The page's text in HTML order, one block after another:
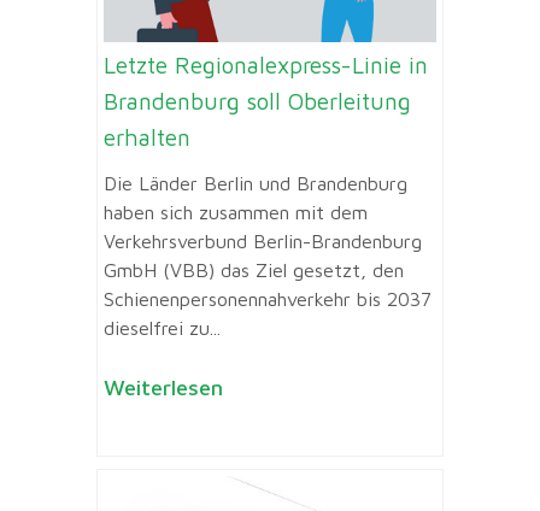
Letzte Regionalexpress-Linie in
Brandenburg soll Oberleitung
erhalten
Die Länder Berlin und Brandenburg
haben sich zusammen mit dem
Verkehrsverbund Berlin-Brandenburg
GmbH (VBB) das Ziel gesetzt, den
Schienenpersonennahverkehr bis 2037
dieselfrei zu...
Weiterlesen